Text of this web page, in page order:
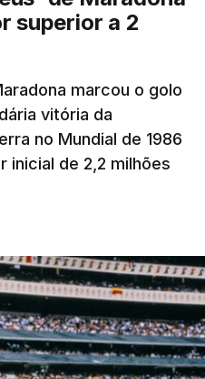
superior a 2
marcou o golo
vitória da
no Mundial de 1986
inicial de 2,2 milhões